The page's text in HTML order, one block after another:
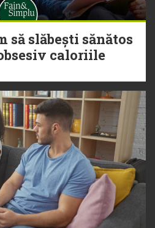
să slăbești sănătos
caloriile